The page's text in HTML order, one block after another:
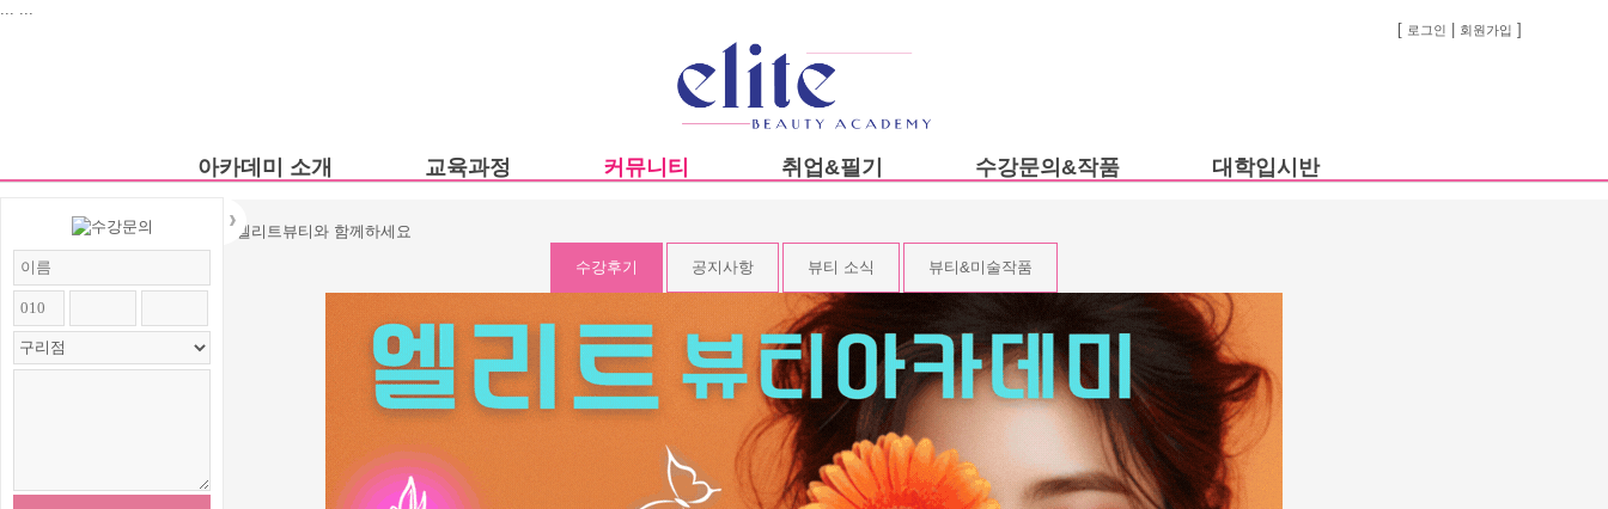
... ...
[ 로그인 회원가입 ]
아카데미 소개 교육과정 커뮤니티 취업&필기 수강문의&작품
대학입시반
2호점 구리점
아카데미 팀원
엘리트교육연구원
화장품 제조 견학
네일아트학과
미용대학입시
뷰티디자인아트웍
뷰티마스터
공지사항
뷰티 소식
뷰티&미술작품
대학정보
취업정보
수강문의
개설안내
고객문의
작품보기
체계적이고 전문적인 엘리트뷰티와 함께하세요
수강후기
공지사항 뷰티 소식 뷰티&미술작품